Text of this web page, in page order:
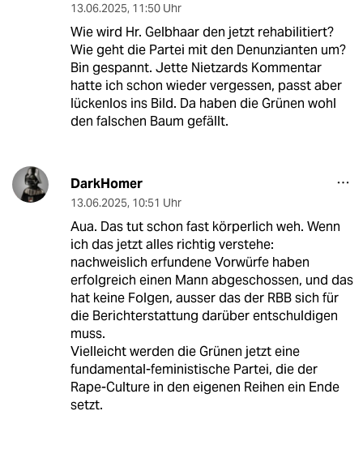
13.06.2025, 11:50 Uhr
Wie wird Hr. Gelbhaar den jetzt rehabilitiert?
Wie geht die Partei mit den Denunzianten um?
Bin gespannt. Jette Nietzards Kommentar
hatte ich schon wieder vergessen, passt aber
lückenlos ins Bild. Da haben die Grünen wohl
den falschen Baum gefällt.
DarkHomer
13.06.2025, 10:51 Uhr
Aua. Das tut schon fast körperlich weh. Wenn
ich das jetzt alles richtig verstehe:
nachweislich erfundene Vorwürfe haben
erfolgreich einen Mann abgeschossen, und das
hat keine Folgen, ausser das der RBB sich für
die Berichterstattung darüber entschuldigen
muss.
Vielleicht werden die Grünen jetzt eine
fundamental-feministische Partei, die der
Rape-Culture in den eigenen Reihen ein Ende
setzt.